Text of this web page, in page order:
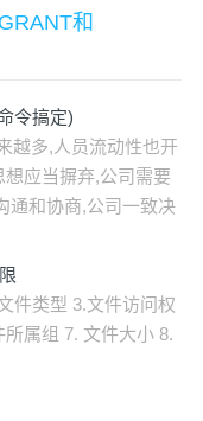
和
令搞定)
多,人员流动性也开
应当摒弃,公司需要
通和协商,公司一致决
件类型 3.文件访问权
属组 7. 文件大小 8.